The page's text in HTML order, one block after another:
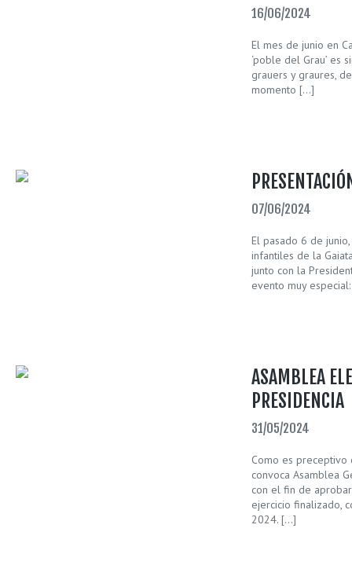
16/06/2024
El mes de junio en
‘poble del Grau’ es
grauers y graures,
momento […]
07/06/2024
El pasado 6 de
infantiles de la
junto con la
evento muy
ASAMBLEA
PRESIDENCIA
31/05/2024
Como es
convoca Asamblea
con el fin de
ejercicio finalizado,
2024. […]